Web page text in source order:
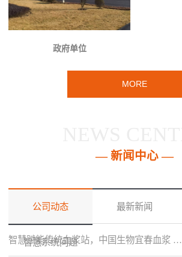
政府单位
MORE
— 新闻中心 —
公司动态 最新新闻
智慧系统问题
智慧赋能传统血浆站，中国生物宜春血浆 …